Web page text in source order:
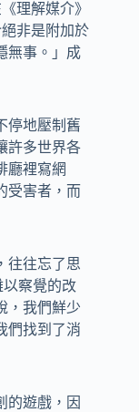
理解媒介》
絕非是附加於
無事。」成
停地壓制舊
許多世界各
廳裡寫網
受害者，而
往往忘了思
察覺的改
，我們鮮少
們找到了消
的遊戲，因